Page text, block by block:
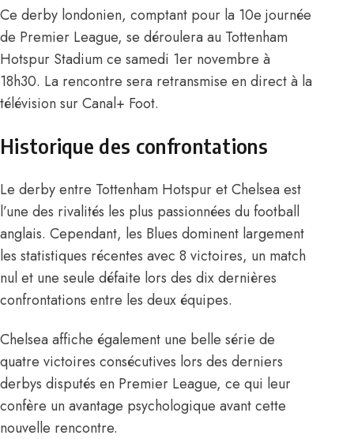
Ce derby londonien, comptant pour la 10e journée
de Premier League, se déroulera au Tottenham
Hotspur Stadium ce samedi 1er novembre à
18h30. La rencontre sera retransmise en direct à la
télévision sur Canal+ Foot.
Historique des confrontations
Le derby entre Tottenham Hotspur et Chelsea est
l’une des rivalités les plus passionnées du football
anglais. Cependant, les Blues dominent largement
les statistiques récentes avec 8 victoires, un match
nul et une seule défaite lors des dix dernières
confrontations entre les deux équipes.
Chelsea affiche également une belle série de
quatre victoires consécutives lors des derniers
derbys disputés en Premier League, ce qui leur
confère un avantage psychologique avant cette
nouvelle rencontre.